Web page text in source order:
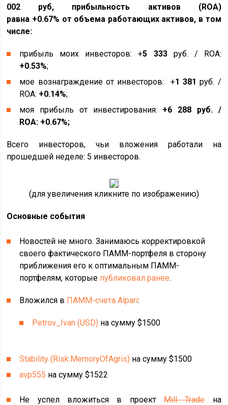
002
руб, прибыльность активов (ROA)
равна +0.67% от объема работающих активов, в том
числе:
прибыль моих инвесторов: +5 333
руб. / ROA:
+0.53%;
мое вознаграждение от инвесторов: +1 381 руб. /
ROA: +0.14%;
моя прибыль от инвестирования: +6 288
руб. /
ROA: +0.67%;
Всего инвесторов, чьи вложения работали на
прошедшей неделе: 5 инвесторов.
(для увеличения кликните по изображению)
Основные события
Новостей не много. Занимаюсь корректировкой
своего фактического ПАММ-портфеля в сторону
приближения его к оптимальным ПАММ-
портфелям, которые публиковал ранее.
Вложился в ПАММ-счета Alpari:
Petrov_Ivan (USD) на сумму $1500
Stability (Risk:MemoryOfAgris) на сумму $1500
avp555 на сумму $1522
Не успел вложиться в проект Mill Tradeна